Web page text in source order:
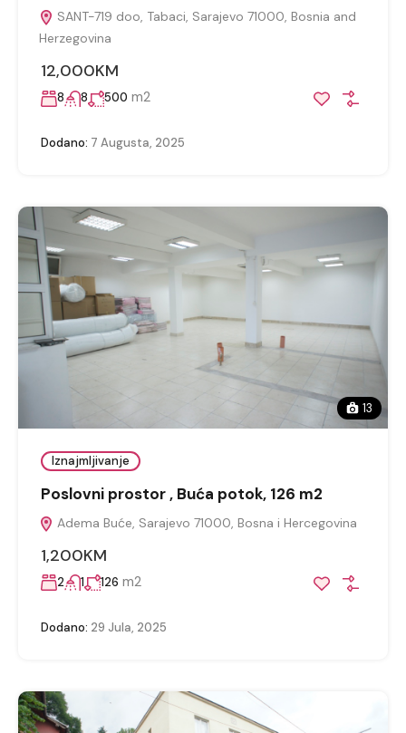
SANT-719 doo, Tabaci, Sarajevo 71000, Bosnia and
Herzegovina
12,000KM
8 8 500 m2
Dodano: 7 Augusta, 2025
13
Iznajmljivanje
Poslovni prostor , Buća potok, 126 m2
Adema Buće, Sarajevo 71000, Bosna i Hercegovina
1,200KM
2 1 126 m2
Dodano: 29 Jula, 2025